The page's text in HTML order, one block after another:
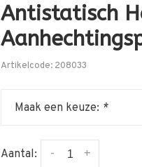
Antistatisch
Artikelcode: 208033
Maak een keuze: *
Aantal: +
-